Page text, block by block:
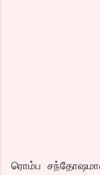
ரொம்ப